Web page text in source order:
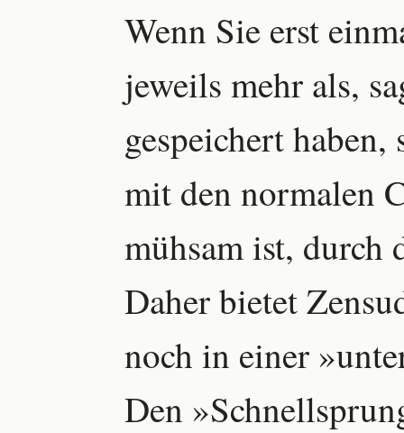
Wenn Sie erst
jeweils mehr als,
gespeichert haben,
mit den normalen
mühsam ist, durch
Daher bietet
noch in einer
Den